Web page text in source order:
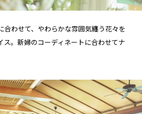
合わせて、やわらかな雰囲気纏う花々を
ス。新婦のコーディネートに合わせてナ